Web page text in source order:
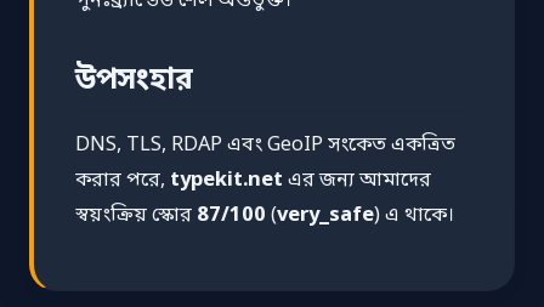
উপসংহার
DNS, TLS, RDAP এবং GeoIP সংকেত একত্রিত
করার পরে, typekit.net এর জন্য আমাদের
স্বয়ংক্রিয় স্কোর 87/100 (very_safe) এ থাকে।